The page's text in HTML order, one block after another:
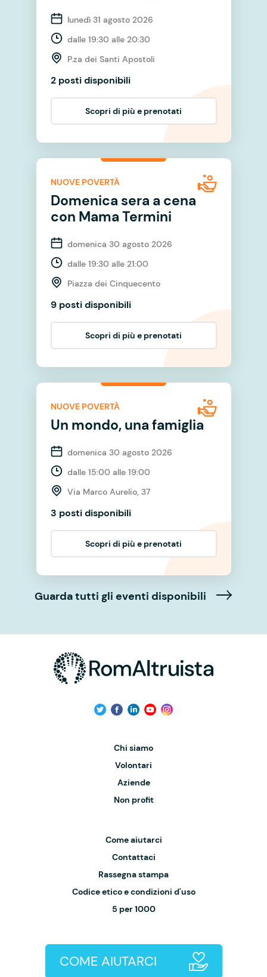
lunedì 31 agosto 2026
dalle 19:30 alle 20:30
P.za dei Santi Apostoli
2 posti disponibili
Scopri di più e prenotati
NUOVE POVERTÀ
Domenica sera a cena
con Mama Termini
domenica 30 agosto 2026
dalle 19:30 alle 21:00
Piazza dei Cinquecento
9 posti disponibili
Scopri di più e prenotati
NUOVE POVERTÀ
Un mondo, una famiglia
domenica 30 agosto 2026
dalle 15:00 alle 19:00
Via Marco Aurelio, 37
3 posti disponibili
Scopri di più e prenotati
Guarda tutti gli eventi disponibili
Chi siamo
Volontari
Aziende
Non profit
Come aiutarci
Contattaci
Rassegna stampa
Codice etico e condizioni d'uso
5 per 1000
COME AIUTARCI